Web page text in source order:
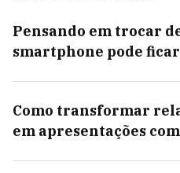
Pensando em trocar
smartphone pode
Como transformar
em apresentações